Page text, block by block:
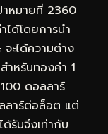
าหมายที่ 2360
ได้โดยการนำ
จะได้ความต่าง
ำหรับทองคำ 1
ดอลลาร์
ลาร์ต่อล็อต แต่
รับจึงเท่ากับ